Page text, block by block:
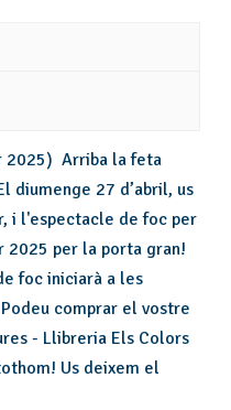
2025) Arriba la feta
diumenge 27 d’abril, us
i l'espectacle de foc per
2025 per la porta gran!
foc iniciarà a les
comprar el vostre
- Llibreria Els Colors
Us deixem el